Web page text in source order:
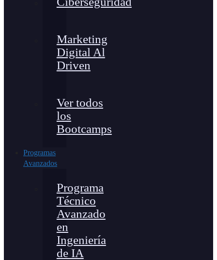
Marketing
Digital Al
Driven
Ver todos
los
Bootcamps
Programas
Avanzados
Programa
Técnico
Avanzado
en
Ingeniería
de IA